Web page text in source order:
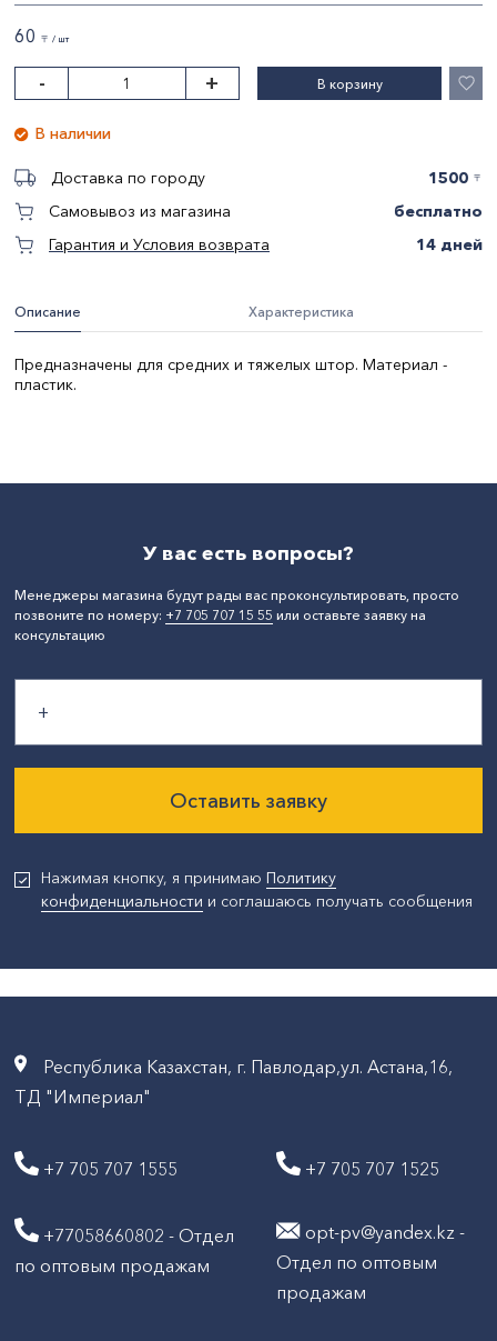
Описание Характеристика
Предназначены для средних и тяжелых штор. Материал -
пластик.
60 〒 / шт
- + В корзину
В наличии
Доставка по городу 1500 〒
Самовывоз из магазина
бесплатно
Гарантия и Условия возврата
14 дней
У вас есть вопросы?
Менеджеры магазина будут рады вас проконсультировать, просто
позвоните по номеру: +7 705 707 15 55 или оставьте заявку на
консультацию
Оставить заявку
Нажимая кнопку, я принимаю Политику
конфиденциальности и соглашаюсь получать сообщения
Республика Казахстан, г. Павлодар,ул. Астана,16,
ТД "Империал"
+7 705 707 1555 +7 705 707 1525
+77058660802 - Отдел
по оптовым продажам
opt-pv@yandex.kz -
Отдел по оптовым
продажам